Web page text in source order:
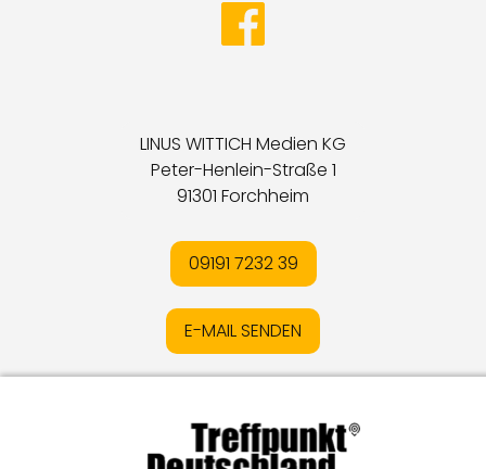
LINUS WITTICH Medien KG
Peter-Henlein-Straße 1
91301 Forchheim
09191 7232 39
E-MAIL SENDEN
DatenschutzIOnline-Streitschlichtung
MediadatenIKontaktIVertrag widerrufen